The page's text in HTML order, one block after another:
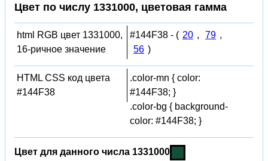
Цвет по числу 1331000, цветовая гамма
html RGB цвет 1331000,
16-ричное значение
#144F38 - ( 20 , 79 ,
56 )
HTML CSS код цвета
#144F38
.color-mn { color:
#144F38; }
.color-bg { background-
color: #144F38; }
Цвет для данного числа 1331000